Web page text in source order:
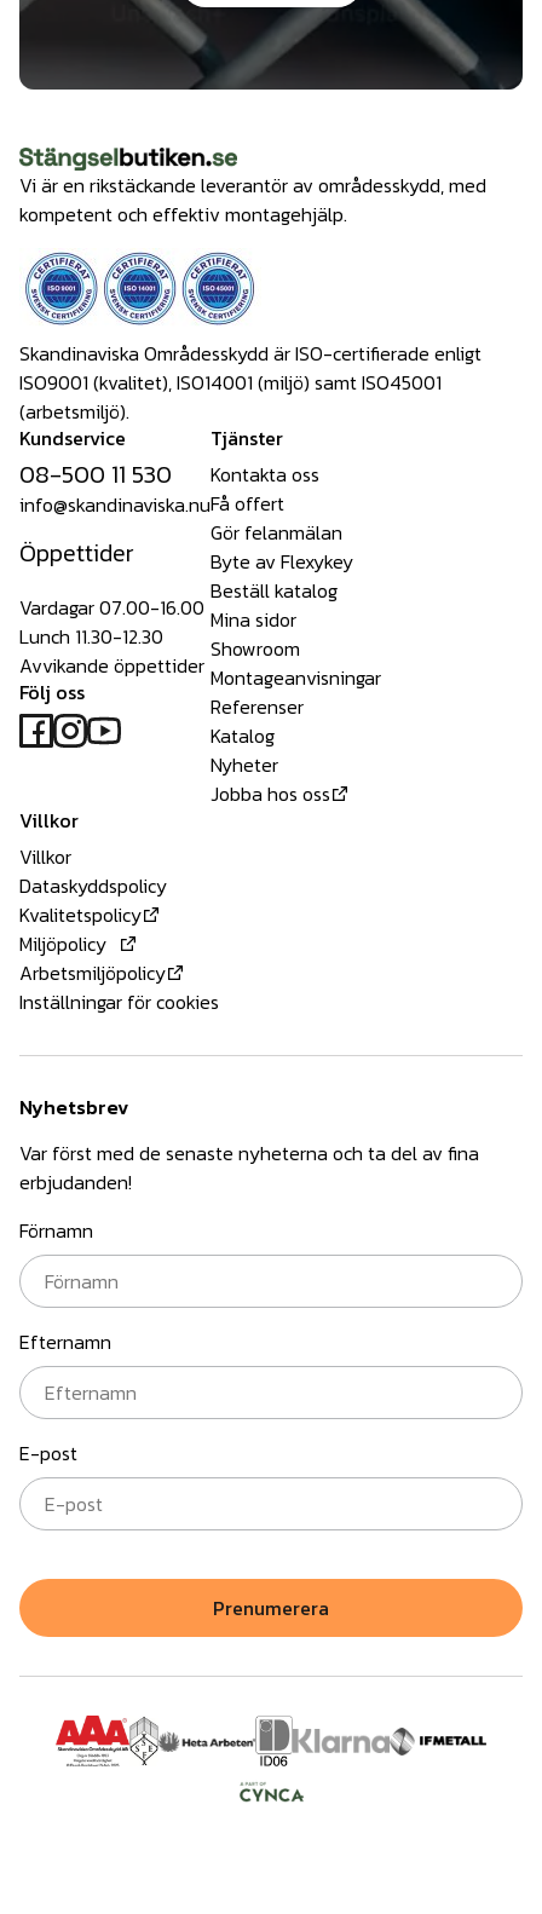
Vi är en rikstäckande leverantör av områdesskydd, med
kompetent och effektiv montagehjälp.
Skandinaviska Områdesskydd är ISO-certifierade enligt
ISO9001 (kvalitet), ISO14001 (miljö) samt ISO45001
(arbetsmiljö).
Kundservice
08-500 11 530
info@skandinaviska.nu
Öppettider
Vardagar 07.00-16.00
Lunch 11.30-12.30
Avvikande öppettider
Följ oss
Tjänster
Kontakta oss
Få offert
Gör felanmälan
Byte av Flexykey
Beställ katalog
Mina sidor
Showroom
Montageanvisningar
Referenser
Katalog
Nyheter
Jobba hos oss
Villkor
Villkor
Dataskyddspolicy
Kvalitetspolicy
Miljöpolicy
Arbetsmiljöpolicy
Inställningar för cookies
Nyhetsbrev
Var först med de senaste nyheterna och ta del av fina
erbjudanden!
Förnamn
Efternamn
E-post
Prenumerera